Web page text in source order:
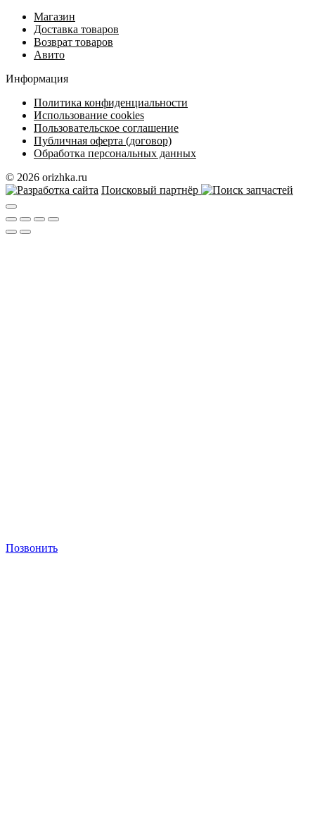
Магазин
Доставка товаров
Возврат товаров
Авито
Информация
Политика конфиденциальности
Использование cookies
Пользовательское соглашение
Публичная оферта (договор)
Обработка персональных данных
© 2026 orizhka.ru
Поисковый партнёр
Позвонить